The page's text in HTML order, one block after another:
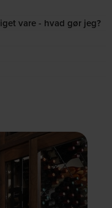
vare - hvad gør jeg?